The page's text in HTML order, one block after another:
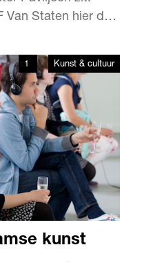
Van Staten hier de
ze niet: wat
ze de afgelopen
op de i gezet.
1 Kunst & cultuur
kunst